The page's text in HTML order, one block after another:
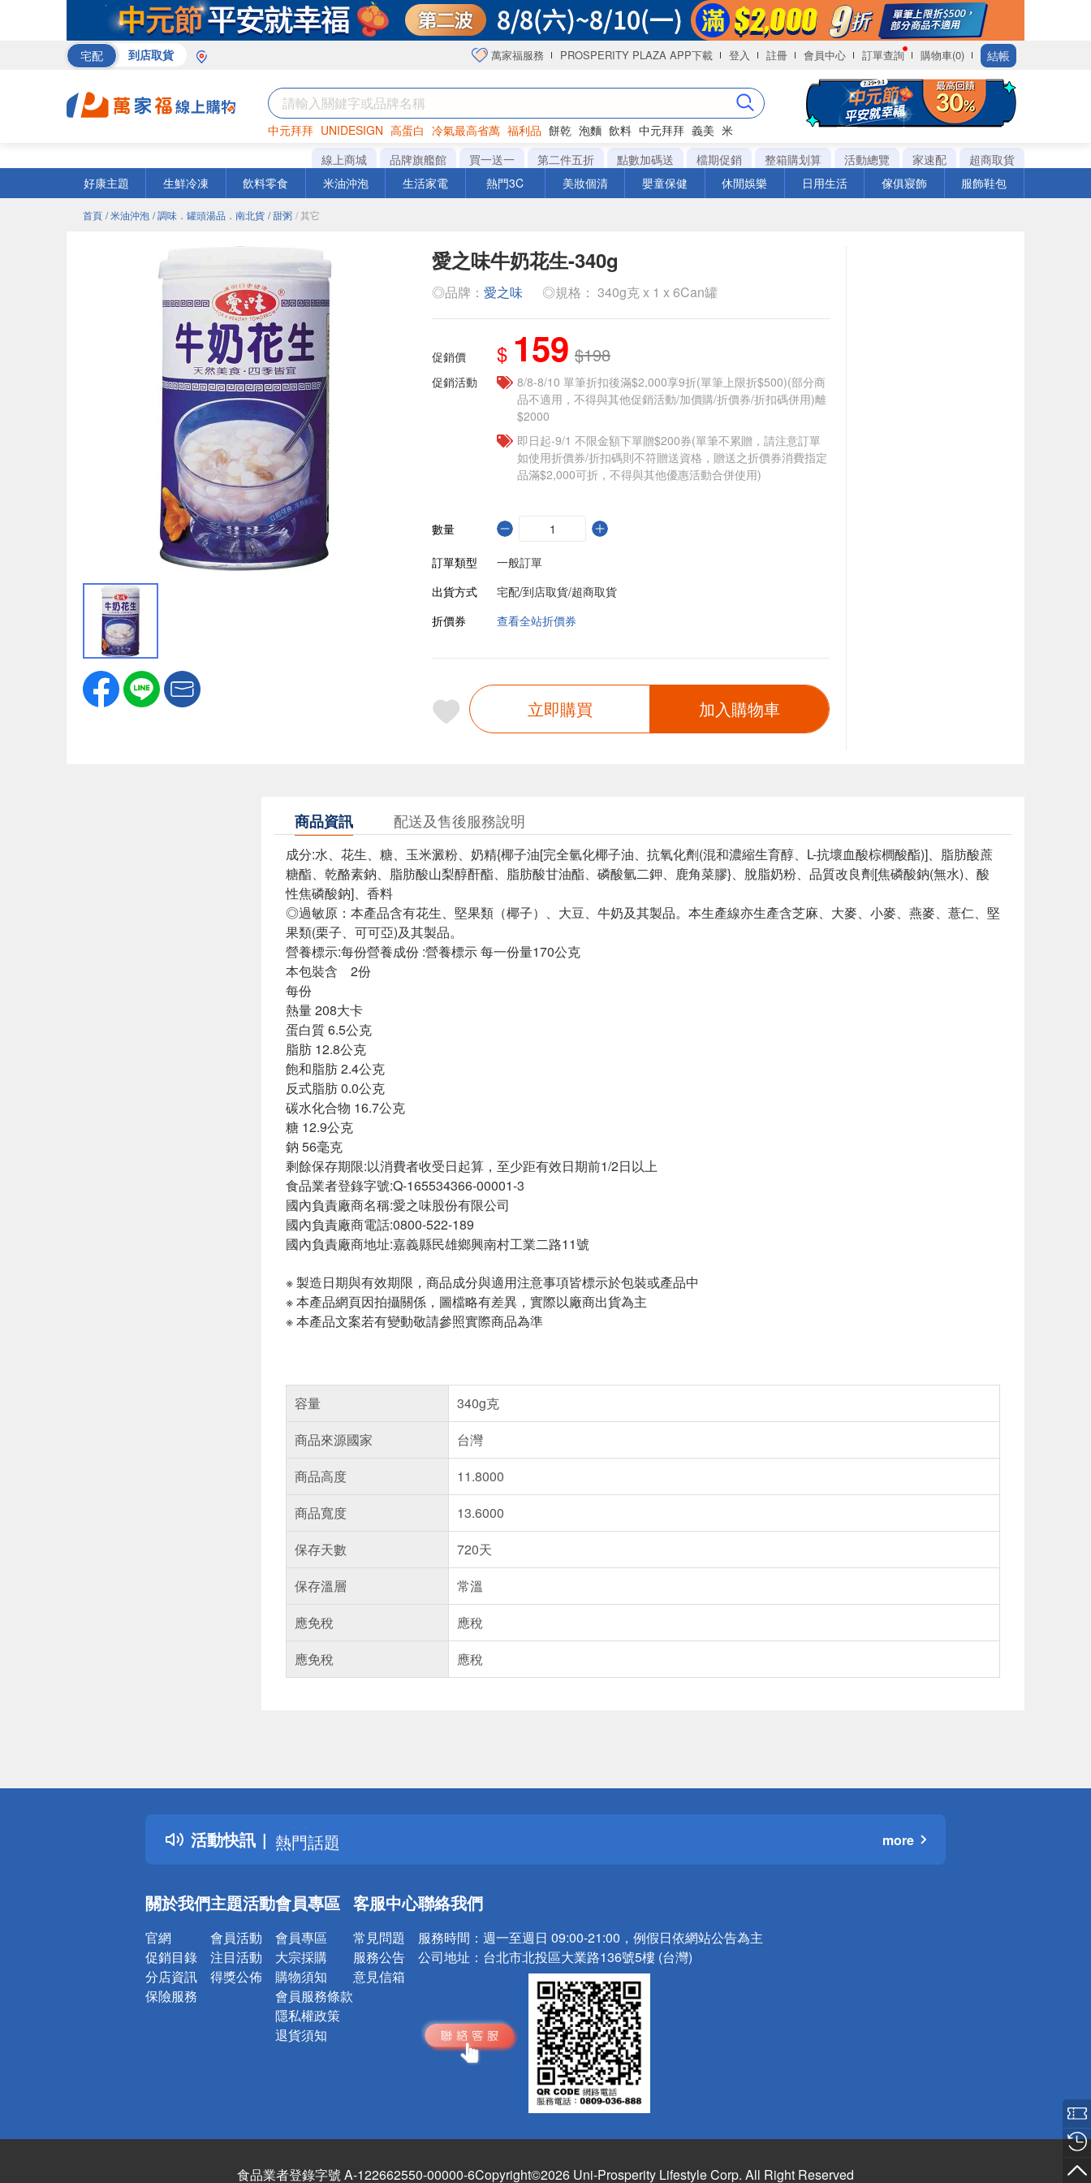
宅配 到店取貨 萬家福服務 PROSPERITY PLAZA APP下載 登入 註冊 會員中心 訂單查詢 購物車(0) 結帳
中元拜拜 UNIDESIGN 高蛋白 冷氣最高省萬 福利品 餅乾 泡麵 飲料 中元拜拜 義美 米
罐頭 咖啡 海苔
線上商城 品牌旗艦館 買一送一 第二件五折 點數加碼送 檔期促銷 整箱購划算 活動總覽 家速配
超商取貨
好康主題
生鮮冷凍 飲料零食 米油沖泡 生活家電 熱門3C 美妝個清 嬰童保健 休閒娛樂 日用生活 傢俱寢飾 服飾鞋包
首頁 / 米油沖泡 / 調味．罐頭湯品．南北貨 / 甜粥 / 其它
愛之味牛奶花生-340g
◎品牌： 愛之味 ◎規格： 340g克 x 1 x 6Can罐
促銷價 $ 159 $198
促銷活動
8/8-8/10 單筆折扣後滿$2,000享9折(單筆上限折$500)(部分商
品不適用，不得與其他促銷活動/加價購/折價券/折扣碼併用)離
$2000
即日起-9/1 不限金額下單贈$200券(單筆不累贈，請注意訂單
如使用折價券/折扣碼則不符贈送資格，贈送之折價券消費指定
品滿$2,000可折，不得與其他優惠活動合併使用)
數量
訂單類型
一般訂單
出貨方式
宅配/到店取貨/超商取貨
折價券
查看全站折價券
立即購買 加入購物車
商品資訊 配送及售後服務說明
成分:水、花生、糖、玉米澱粉、奶精{椰子油[完全氫化椰子油、抗氧化劑(混和濃縮生育醇、L-抗壞血酸棕櫚酸酯)]、脂肪酸蔗
糖酯、乾酪素鈉、脂肪酸山梨醇酐酯、脂肪酸甘油酯、磷酸氫二鉀、鹿角菜膠}、脫脂奶粉、品質改良劑[焦磷酸鈉(無水)、酸
性焦磷酸鈉]、香料
◎過敏原：本產品含有花生、堅果類（椰子）、大豆、牛奶及其製品。本生產線亦生產含芝麻、大麥、小麥、燕麥、薏仁、堅
果類(栗子、可可亞)及其製品。
營養標示:每份營養成份 :營養標示 每一份量170公克
本包裝含 2份
每份
熱量 208大卡
蛋白質 6.5公克
脂肪 12.8公克
飽和脂肪 2.4公克
反式脂肪 0.0公克
碳水化合物 16.7公克
糖 12.9公克
鈉 56毫克
剩餘保存期限:以消費者收受日起算，至少距有效日期前1/2日以上
食品業者登錄字號:Q-165534366-00001-3
國內負責廠商名稱:愛之味股份有限公司
國內負責廠商電話:0800-522-189
國內負責廠商地址:嘉義縣民雄鄉興南村工業二路11號
※ 製造日期與有效期限，商品成分與適用注意事項皆標示於包裝或產品中
※ 本產品網頁因拍攝關係，圖檔略有差異，實際以廠商出貨為主
※ 本產品文案若有變動敬請參照實際商品為準
容量
340g克
商品來源國家
台灣
商品高度
11.8000
商品寬度
13.6000
保存天數
720天
保存溫層
常溫
應免稅
應稅
應免稅
應稅
活動快訊
詐騙網頁！請小心！
得獎公告
熱門話題
銀行優惠
詐騙網頁！請小心！
more
關於我們
官網
促銷目錄
分店資訊
保險服務
主題活動
會員活動
注目活動
得獎公佈
會員專區
會員專區
大宗採購
購物須知
會員服務條款
隱私權政策
退貨須知
客服中心
常見問題
服務公告
意見信箱
聯絡我們
服務時間： 週一至週日 09:00-21:00，例假日依網站公告為主
公司地址： 台北市北投區大業路136號5樓 (台灣)
食品業者登錄字號 A-122662550-00000-6Copyright©2026 Uni-Prosperity Lifestyle Corp. All Right Reserved